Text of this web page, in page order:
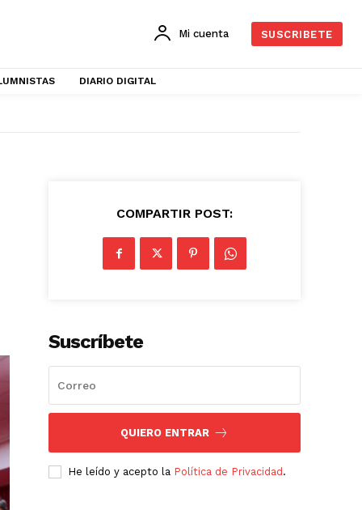
Mi cuenta SUSCRIBETE
DIARIO DIGITAL
COMPARTIR POST:
Suscríbete
QUIERO ENTRAR
He leído y acepto la Política de Privacidad .